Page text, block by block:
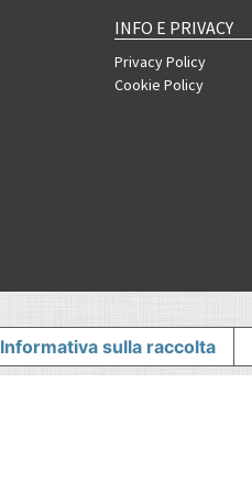
INFO E PRIVACY
Privacy Policy
Cookie Policy
Informativa sulla raccolta